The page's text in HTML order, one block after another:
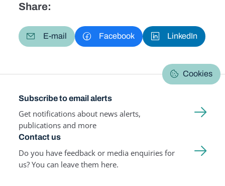
Share:
E-mail Facebook LinkedIn
Cookies
Subscribe to email alerts
Get notifications about news alerts,
publications and more
Contact us
Do you have feedback or media enquiries for
us? You can leave them here.